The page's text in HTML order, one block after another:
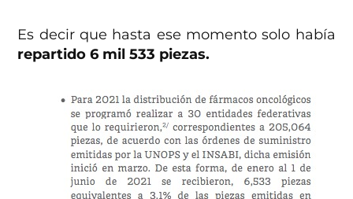
Es decir que hasta ese momento solo había
repartido 6 mil 533 piezas.